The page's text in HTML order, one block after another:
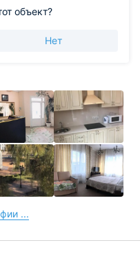
объект?
Нет
...